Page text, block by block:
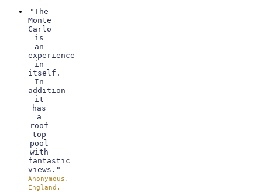
"The
Monte
Carlo
is
an
experience
in
itself.
In
addition
it
has
a
roof
top
pool
with
fantastic
views."
Anonymous,
England.